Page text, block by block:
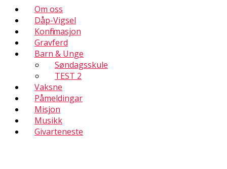
Om oss
Dåp-Vigsel
Konfirmasjon
Gravferd
Barn & Unge
Søndagsskule
TEST 2
Vaksne
Påmeldingar
Misjon
Musikk
Givarteneste